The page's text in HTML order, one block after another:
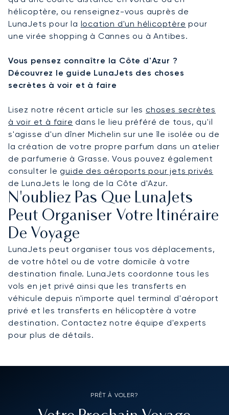
hélicoptère, ou renseignez-vous auprès de
LunaJets pour la location d'un hélicoptère pour
une virée shopping à Cannes ou à Antibes.
Vous pensez connaître la Côte d'Azur ?
Découvrez le guide LunaJets des choses
secrètes à voir et à faire
Lisez notre récent article sur les choses secrètes
à voir et à faire dans le lieu préféré de tous, qu'il
s'agisse d'un dîner Michelin sur une île isolée ou de
la création de votre propre parfum dans un atelier
de parfumerie à Grasse. Vous pouvez également
consulter le guide des aéroports pour jets privés
de LunaJets le long de la Côte d'Azur.
N'oubliez Pas Que LunaJets
Peut Organiser Votre Itinéraire
De Voyage
LunaJets peut organiser tous vos déplacements,
de votre hôtel ou de votre domicile à votre
destination finale. LunaJets coordonne tous les
vols en jet privé ainsi que les transferts en
véhicule depuis n'importe quel terminal d'aéroport
privé et les transferts en hélicoptère à votre
destination.Contactez notre équipe d'experts
pour plus de détails.
PRÊT À VOLER?